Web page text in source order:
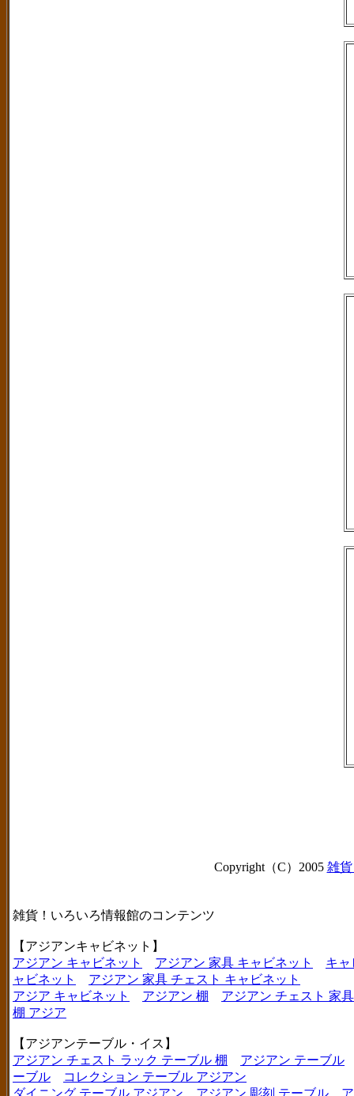
Copyright（C）2005 雑
雑貨！いろいろ情報館のコンテンツ
【アジアンキャビネット】
アジアン キャビネット
アジアン 家具 キャビネット
キャ
ャビネット
アジアン 家具 チェスト キャビネット
アジア キャビネット
アジアン 棚
アジアン チェスト 家
棚 アジア
【アジアンテーブル・イス】
アジアン チェスト ラック テーブル 棚
アジアン テーブル
ーブル
コレクション テーブル アジアン
ダイニング テーブル アジアン
アジアン 彫刻 テーブル